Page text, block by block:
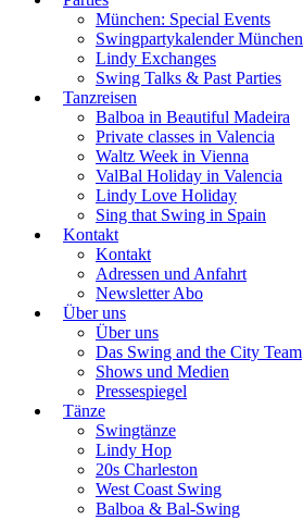
München: Special Events
Swingpartykalender München
Lindy Exchanges
Swing Talks & Past Parties
Tanzreisen
Balboa in Beautiful Madeira
Private classes in Valencia
Waltz Week in Vienna
ValBal Holiday in Valencia
Lindy Love Holiday
Sing that Swing in Spain
Kontakt
Kontakt
Adressen und Anfahrt
Newsletter Abo
Über uns
Über uns
Das Swing and the City Team
Shows und Medien
Pressespiegel
Tänze
Swingtänze
Lindy Hop
20s Charleston
West Coast Swing
Balboa & Bal-Swing